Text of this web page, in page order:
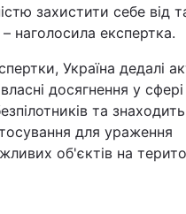
захистити себе від
– наголосила експертка.
Україна дедалі
досягнення у сфері
та знаходить
для ураження
об'єктів на